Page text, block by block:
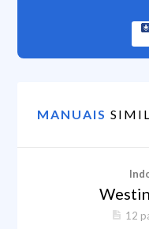
MANUAIS
12